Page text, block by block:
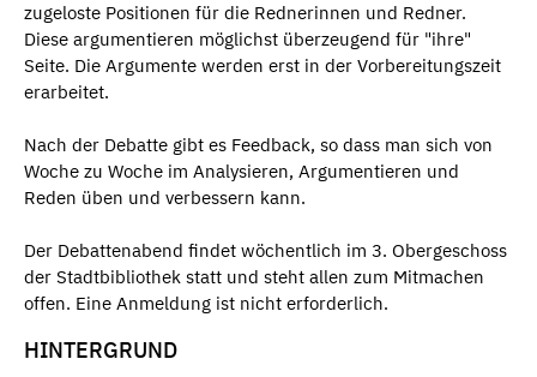
zugeloste Positionen für die Rednerinnen und Redner.
Diese argumentieren möglichst überzeugend für "ihre"
Seite. Die Argumente werden erst in der Vorbereitungszeit
erarbeitet.
Nach der Debatte gibt es Feedback, so dass man sich von
Woche zu Woche im Analysieren, Argumentieren und
Reden üben und verbessern kann.
Der Debattenabend findet wöchentlich im 3. Obergeschoss
der Stadtbibliothek statt und steht allen zum Mitmachen
offen. Eine Anmeldung ist nicht erforderlich.
HINTERGRUND